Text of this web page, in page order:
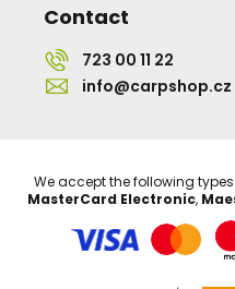
Contact
723 00 11 22
info@carpshop.cz
We accept the following
MasterCard Electronic,